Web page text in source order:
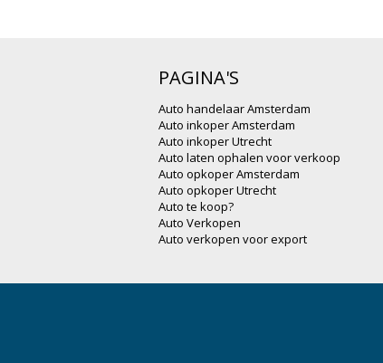
PAGINA'S
Auto handelaar Amsterdam
Auto inkoper Amsterdam
Auto inkoper Utrecht
Auto laten ophalen voor verkoop
Auto opkoper Amsterdam
Auto opkoper Utrecht
Auto te koop?
Auto Verkopen
Auto verkopen voor export